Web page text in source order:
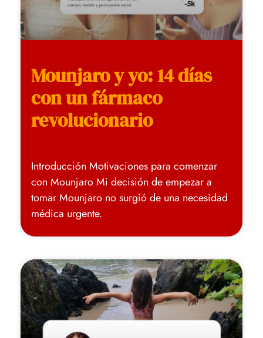
Mounjaro y yo: 14 días
con un fármaco
revolucionario
Introducción Motivaciones para comenzar
con Mounjaro Mi decisión de empezar a
tomar Mounjaro no surgió de una necesidad
médica urgente.